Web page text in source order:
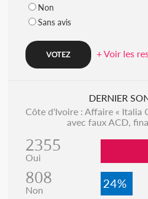
Non
Sans avis
+ Voir les
DERNIER
Côte d'Ivoire : Affaire « Italia
avec faux ACD,
2355
Oui
808
Non 24%